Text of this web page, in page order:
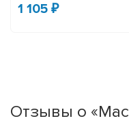
1 105 ₽
Отзывы о